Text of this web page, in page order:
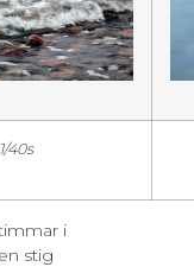
40s
i
stig